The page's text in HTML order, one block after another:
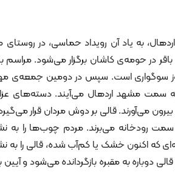
به یاد آن رویداد حماسی، در
در حومه‌ی کاشان برگزار می‌شود. مراسم
سوگواری است. سپس در دومین جمعه‌ی
سمت مشهد اردهال می‌آیند. دسته‌های
می‌آورند. قالی بر دوش مردان قرار
سمت رودخانه می‌برند. مردم چوب‌ها را به
که اکنون خشک یا کم‌آب شده، قالی را به
به مقبره بازگردانده می‌شود و آیین